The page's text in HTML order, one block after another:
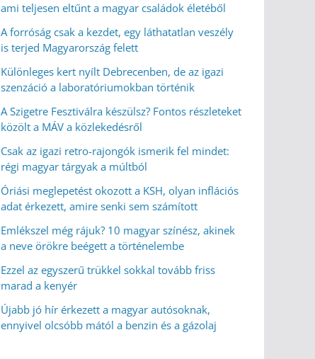
ami teljesen eltűnt a magyar családok életéből
A forróság csak a kezdet, egy láthatatlan veszély
is terjed Magyarország felett
Különleges kert nyílt Debrecenben, de az igazi
szenzáció a laboratóriumokban történik
A Szigetre Fesztiválra készülsz? Fontos részleteket
közölt a MÁV a közlekedésről
Csak az igazi retro-rajongók ismerik fel mindet:
régi magyar tárgyak a múltból
Óriási meglepetést okozott a KSH, olyan inflációs
adat érkezett, amire senki sem számított
Emlékszel még rájuk? 10 magyar színész, akinek
a neve örökre beégett a történelembe
Ezzel az egyszerű trükkel sokkal tovább friss
marad a kenyér
Újabb jó hír érkezett a magyar autósoknak,
ennyivel olcsóbb mától a benzin és a gázolaj